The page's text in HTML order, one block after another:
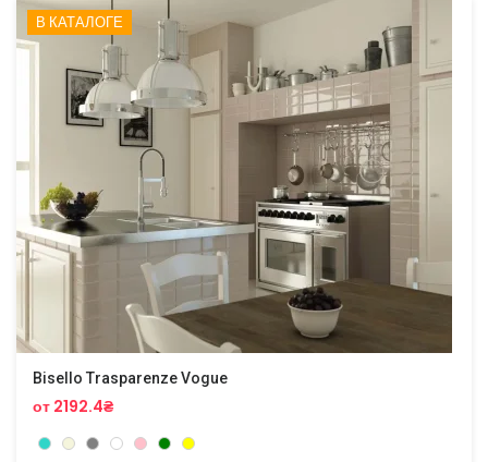
В КАТАЛОГЕ
Bisello Trasparenze Vogue
от 2192.4₴